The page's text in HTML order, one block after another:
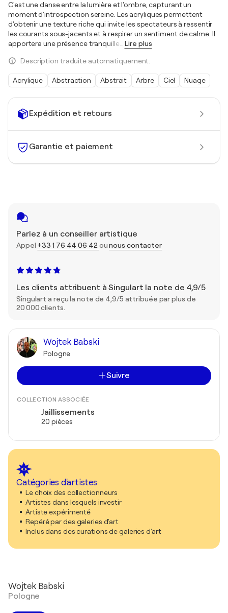
Expédition et retours
Garantie et paiement
Parlez à un conseiller artistique
Appel +33 1 76 44 06 42 ounous contacter
Les clients attribuent à Singulart la note de 4,9/5
Singulart a reçu la note de 4,9/5 attribuée par plus de
20 000 clients.
Wojtek Babski
Pologne
Suivre
COLLECTION ASSOCIÉE
Jaillissements
20 pièces
Catégories d'artistes
Le choix des collectionneurs
Artistes dans lesquels investir
Artiste expérimenté
Repéré par des galeries d'art
Inclus dans des curations de galeries d'art
C'est une danse entre la lumière et l'ombre, capturant un
moment d'introspection sereine. Les acryliques permettent
d'obtenir une texture riche qui invite les spectateurs à ressentir
les courants sous-jacents et à respirer un sentiment de calme. Il
apportera une présence tranquille
Lire plus
Description traduite automatiquement.
Acrylique Abstraction Abstrait Arbre Ciel Nuage
Wojtek Babski
Pologne